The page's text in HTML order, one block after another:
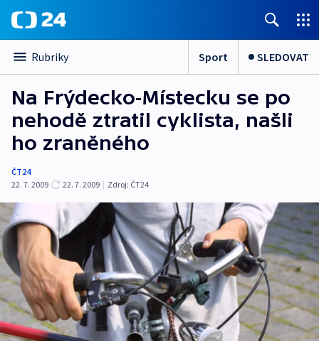
Rubriky Sport SLEDOVAT
Na Frýdecko-Místecku se po
nehodě ztratil cyklista, našli
ho zraněného
ČT24
22. 7. 2009
22. 7. 2009 | Zdroj: ČT24